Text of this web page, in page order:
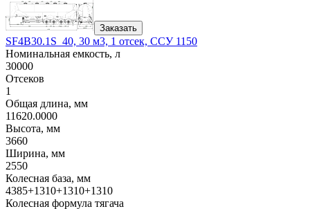
Заказать
SF4B30.1S_40, 30 м3, 1 отсек, ССУ 1150
Номинальная емкость, л
30000
Отсеков
1
Общая длина, мм
11620.0000
Высота, мм
3660
Ширина, мм
2550
Колесная база, мм
4385+1310+1310+1310
Колесная формула тягача